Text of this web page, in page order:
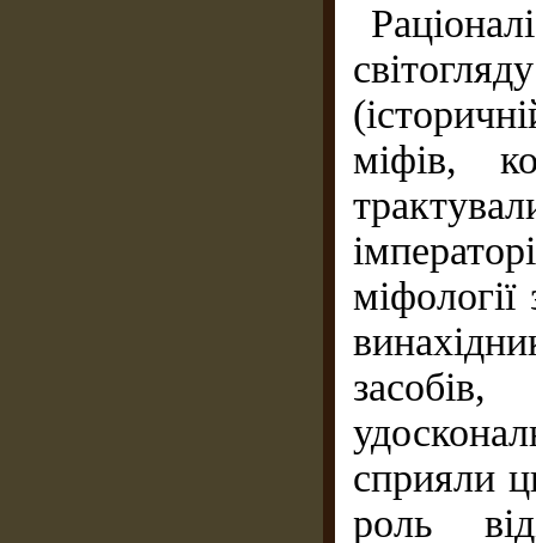
міфів,
сприяли
роль